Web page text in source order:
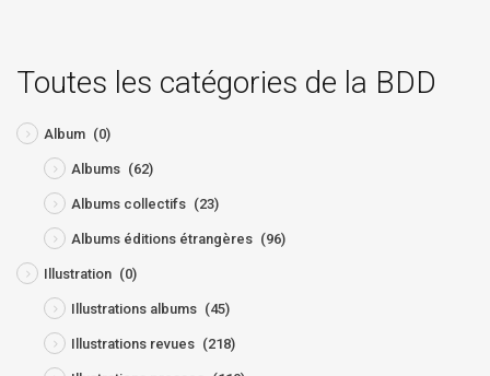
Toutes les catégories de la BDD
Album (0)
Albums (62)
Albums collectifs (23)
Albums éditions étrangères (96)
Illustration (0)
Illustrations albums (45)
Illustrations revues (218)